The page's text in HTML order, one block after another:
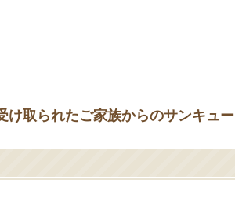
け取られたご家族からのサンキュー